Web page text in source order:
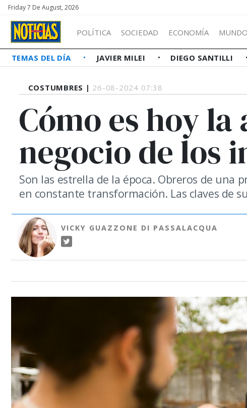
Friday 7 De August, 2026
POLÍTICA SOCIEDAD ECONOMÍA MUNDO
TEMAS DEL DÍA JAVIER MILEI DIEGO SANTILLI
COSTUMBRES | 26-08-2024 07:38
Cómo es hoy
negocio de los
Son las estrella de la época. Obreros de una
en constante transformación. Las claves de
VICKY GUAZZONE DI PASSALACQUA